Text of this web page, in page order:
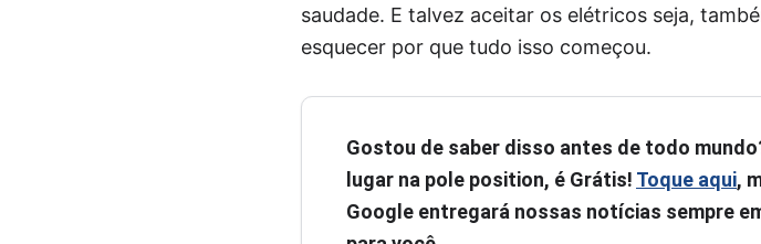
saudade. E talvez aceitar os elétricos seja,
esquecer por que tudo isso começou.
Gostou de saber disso antes de todo
lugar na pole position, é Grátis! Toque aqui,
Google entregará nossas notícias sempre